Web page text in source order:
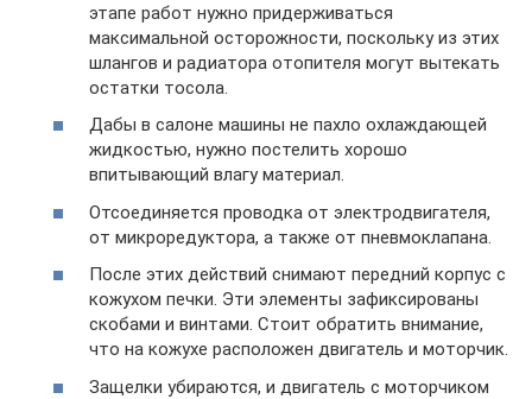
этапе работ нужно придерживаться
максимальной осторожности, поскольку из этих
шлангов и радиатора отопителя могут вытекать
остатки тосола.
Дабы в салоне машины не пахло охлаждающей
жидкостью, нужно постелить хорошо
впитывающий влагу материал.
Отсоединяется проводка от электродвигателя,
от микроредуктора, а также от пневмоклапана.
После этих действий снимают передний корпус с
кожухом печки. Эти элементы зафиксированы
скобами и винтами. Стоит обратить внимание,
что на кожухе расположен двигатель и моторчик.
Защелки убираются, и двигатель с моторчиком